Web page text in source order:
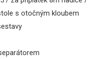
s otočným kloubem